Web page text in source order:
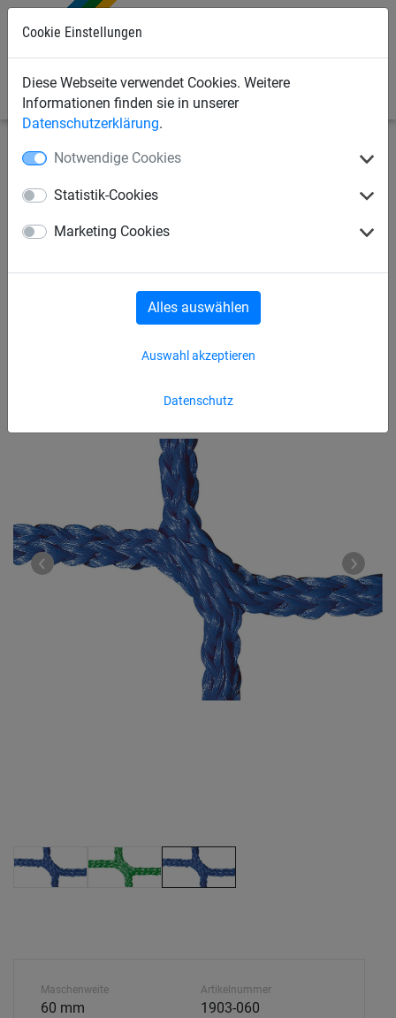
Cookie Einstellungen
Diese Webseite verwendet Cookies. Weitere
Informationen finden sie in unserer
Datenschutzerklärung.
Notwendige Cookies
Statistik-Cookies
Marketing Cookies
Datenschutz
Auswahl akzeptieren
Alles auswählen
Bauschutznetze
Personenauffangnetze
Auffangnetz aus PP, ca. 5 mm
stark, Maschenweite 60 mm
Maschenweite
60 mm
Artikelnummer
1903-060